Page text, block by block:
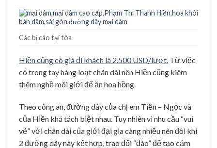
Các bị cáo tại tòa
Hiền cũng có giá đi khách là 2.500 USD/lượt. Từ việc
có trong tay hàng loạt chân dài nên Hiền cũng kiêm
thêm nghề môi giới để ăn hoa hồng.
Theo công an, đường dây của chị em Tiền – Ngọc và
của Hiền khá tách biệt nhau. Tuy nhiên vì nhu cầu “vui
vẻ” với chân dài của giới đại gia càng nhiều nên đôi khi
2 đường dây này kết hợp, trao đổi “đào” để tạo cảm